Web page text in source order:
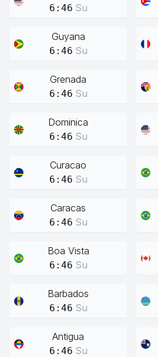
6:46 Su
Guyana
6:46 Su
Grenada
6:46 Su
Dominica
6:46 Su
Curacao
6:46 Su
Caracas
6:46 Su
Boa Vista
6:46 Su
Barbados
6:46 Su
Antigua
6:46 Su